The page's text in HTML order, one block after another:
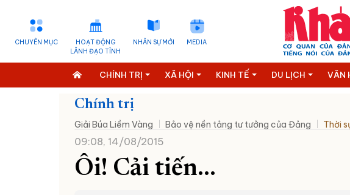
CHUYÊN MỤC
HOẠT ĐỘNG
LÃNH ĐẠO TỈNH
NHÂN SỰ MỚI MEDIA
CHÍNH TRỊ XÃ HỘI KINH TẾ DU LỊCH VĂN
Chính trị
Giải Búa Liềm Vàng Bảo vệ nền tảng tư tưởng của Đảng Thời
09:08, 14/08/2015
Ôi! Cải tiến...